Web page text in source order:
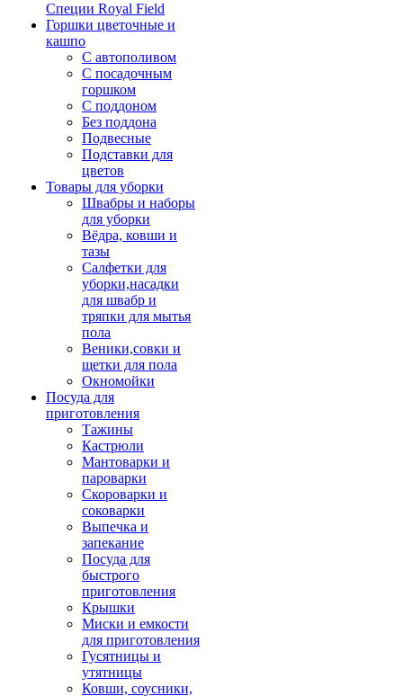
Специи Royal Field
Горшки цветочные и
кашпо
С автополивом
С посадочным
горшком
С поддоном
Без поддона
Подвесные
Подставки для
цветов
Товары для уборки
Швабры и наборы
для уборки
Вёдра, ковши и
тазы
Салфетки для
уборки,насадки
для швабр и
тряпки для мытья
пола
Веники,совки и
щетки для пола
Окномойки
Посуда для
приготовления
Тажины
Кастрюли
Мантоварки и
пароварки
Скороварки и
соковарки
Выпечка и
запекание
Посуда для
быстрого
приготовления
Крышки
Миски и емкости
для приготовления
Гусятницы и
утятницы
Ковши, соусники,